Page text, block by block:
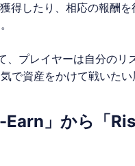
得したり、相応の報酬
、プレイヤーは自分のリ
で資産をかけて戦いた
Earn」から「